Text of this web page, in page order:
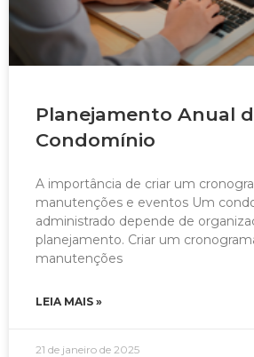
Planejamento Anual
Condomínio
A importância de criar um
manutenções e eventos Um
administrado depende de
planejamento. Criar um
manutenções
LEIA MAIS »
21 de janeiro de 2025